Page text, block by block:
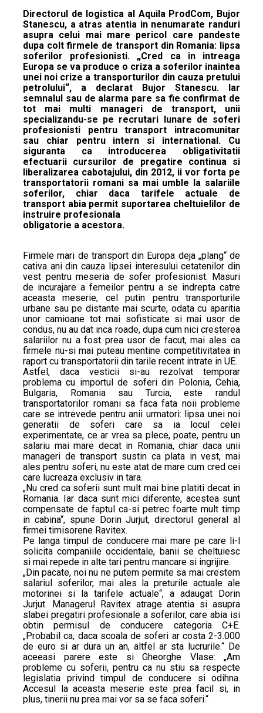
Directorul de logistica al Aquila ProdCom, Bujor
Stanescu, a atras atentia in nenumarate randuri
asupra celui mai mare pericol care pandeste
dupa colt firmele de transport din Romania: lipsa
soferilor profesionisti. „Cred ca in intreaga
Europa se va produce o criza a soferilor inaintea
unei noi crize a transporturilor din cauza pretului
petrolului“, a declarat Bujor Stanescu. Iar
semnalul sau de alarma pare sa fie confirmat de
tot mai multi manageri de transport, unii
specializandu-se pe recrutari lunare de soferi
profesionisti pentru transport intracomunitar
sau chiar pentru intern si international. Cu
siguranta ca introducerea obligativitatii
efectuarii cursurilor de pregatire continua si
liberalizarea cabotajului, din 2012, ii vor forta pe
transportatorii romani sa mai umble la salariile
soferilor, chiar daca tarifele actuale de
transport abia permit suportarea cheltuielilor de
instruire profesionala
obligatorie a acestora.
Firmele mari de transport din Europa deja „plang“ de
cativa ani din cauza lipsei interesului cetatenilor din
vest pentru meseria de sofer profesionist. Masuri
de incurajare a femeilor pentru a se indrepta catre
aceasta meserie, cel putin pentru transporturile
urbane sau pe distante mai scurte, odata cu aparitia
unor camioane tot mai sofisticate si mai usor de
condus, nu au dat inca roade, dupa cum nici cresterea
salariilor nu a fost prea usor de facut, mai ales ca
firmele nu-si mai puteau mentine competitivitatea in
raport cu transportatorii din tarile recent intrate in UE.
Astfel, daca vesticii si-au rezolvat temporar
problema cu importul de soferi din Polonia, Cehia,
Bulgaria, Romania sau Turcia, este randul
transportatorilor romani sa faca fata noii probleme
care se intrevede pentru anii urmatori: lipsa unei noi
generatii de soferi care sa ia locul celei
experimentate, ce ar vrea sa plece, poate, pentru un
salariu mai mare decat in Romania, chiar daca unii
manageri de transport sustin ca plata in vest, mai
ales pentru soferi, nu este atat de mare cum cred cei
care lucreaza exclusiv in tara.
„Nu cred ca soferii sunt mult mai bine platiti decat in
Romania. Iar daca sunt mici diferente, acestea sunt
compensate de faptul ca-si petrec foarte mult timp
in cabina“, spune Dorin Jurjut, directorul general al
firmei timisorene Ravitex.
Pe langa timpul de conducere mai mare pe care li-l
solicita companiile occidentale, banii se cheltuiesc
si mai repede in alte tari pentru mancare si ingrijire.
„Din pacate, noi nu ne putem permite sa mai crestem
salariul soferilor, mai ales la preturile actuale ale
motorinei si la tarifele actuale“, a adaugat Dorin
Jurjut. Managerul Ravitex atrage atentia si asupra
slabei pregatiri profesionale a soferilor, care abia isi
obtin permisul de conducere categoria C+E.
„Probabil ca, daca scoala de soferi ar costa 2-3.000
de euro si ar dura un an, altfel ar sta lucrurile.“ De
aceeasi parere este si Gheorghe Vlase: „Am
probleme cu soferii, pentru ca nu stiu sa respecte
legislatia privind timpul de conducere si odihna.
Accesul la aceasta meserie este prea facil si, in
plus, tinerii nu prea mai vor sa se faca soferi.“